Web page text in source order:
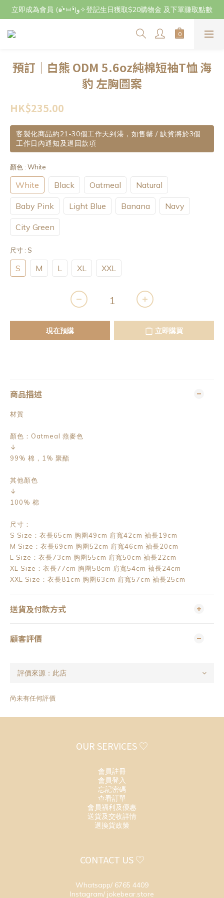
立即成為會員 (๑•̀ㅂ•́)و✧登記生日獲取$20購物金 及下單賺取點數
立即成為會員 (๑•̀ㅂ•́)و✧登記生日獲取$20購物金 及下單賺取點數
7月29日至8月3日期間因店主不在港將暫停交收及寄件，感謝~
預訂｜白熊 ODM 5.6oz純棉短袖T恤 海
豹 左胸圖案
HK$235.00
客製化商品約21-30個工作天到港，如售罄 / 缺貨將於3個
工作日內通知及退回款項
顏色 : White
White Black Oatmeal Natural
Baby Pink Light Blue Banana Navy
City Green
尺寸 : S
S M L XL XXL
現在預購 立即購買
商品描述
材質
顏色：Oatmeal 燕麥色
↓
99% 棉，1% 聚酯
其他顏色
↓
100% 棉
尺寸：
S Size：衣長65cm 胸圍49cm 肩寬42cm 袖長19cm
M Size：衣長69cm 胸圍52cm 肩寬46cm 袖長20cm
L Size：衣長73cm 胸圍55cm 肩寬50cm 袖長22cm
XL Size：衣長77cm 胸圍58cm 肩寬54cm 袖長24cm
XXL Size：衣長81cm 胸圍63cm 肩寬57cm 袖長25cm
送貨及付款方式
顧客評價
尚未有任何評價
OUR SERVICES ♡
會員註冊
會員登入
忘記密碼
查看訂單
會員福利及優惠
送貨及交收詳情
退換貨政策
CONTACT US ♡
Whatsapp/ 6765 4409
Instagram/ jokebear.store